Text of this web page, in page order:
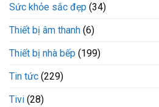
Sức khỏe sắc đẹp (34)
Thiết bị âm thanh (6)
Thiết bị nhà bếp (199)
Tin tức (229)
Tivi (28)